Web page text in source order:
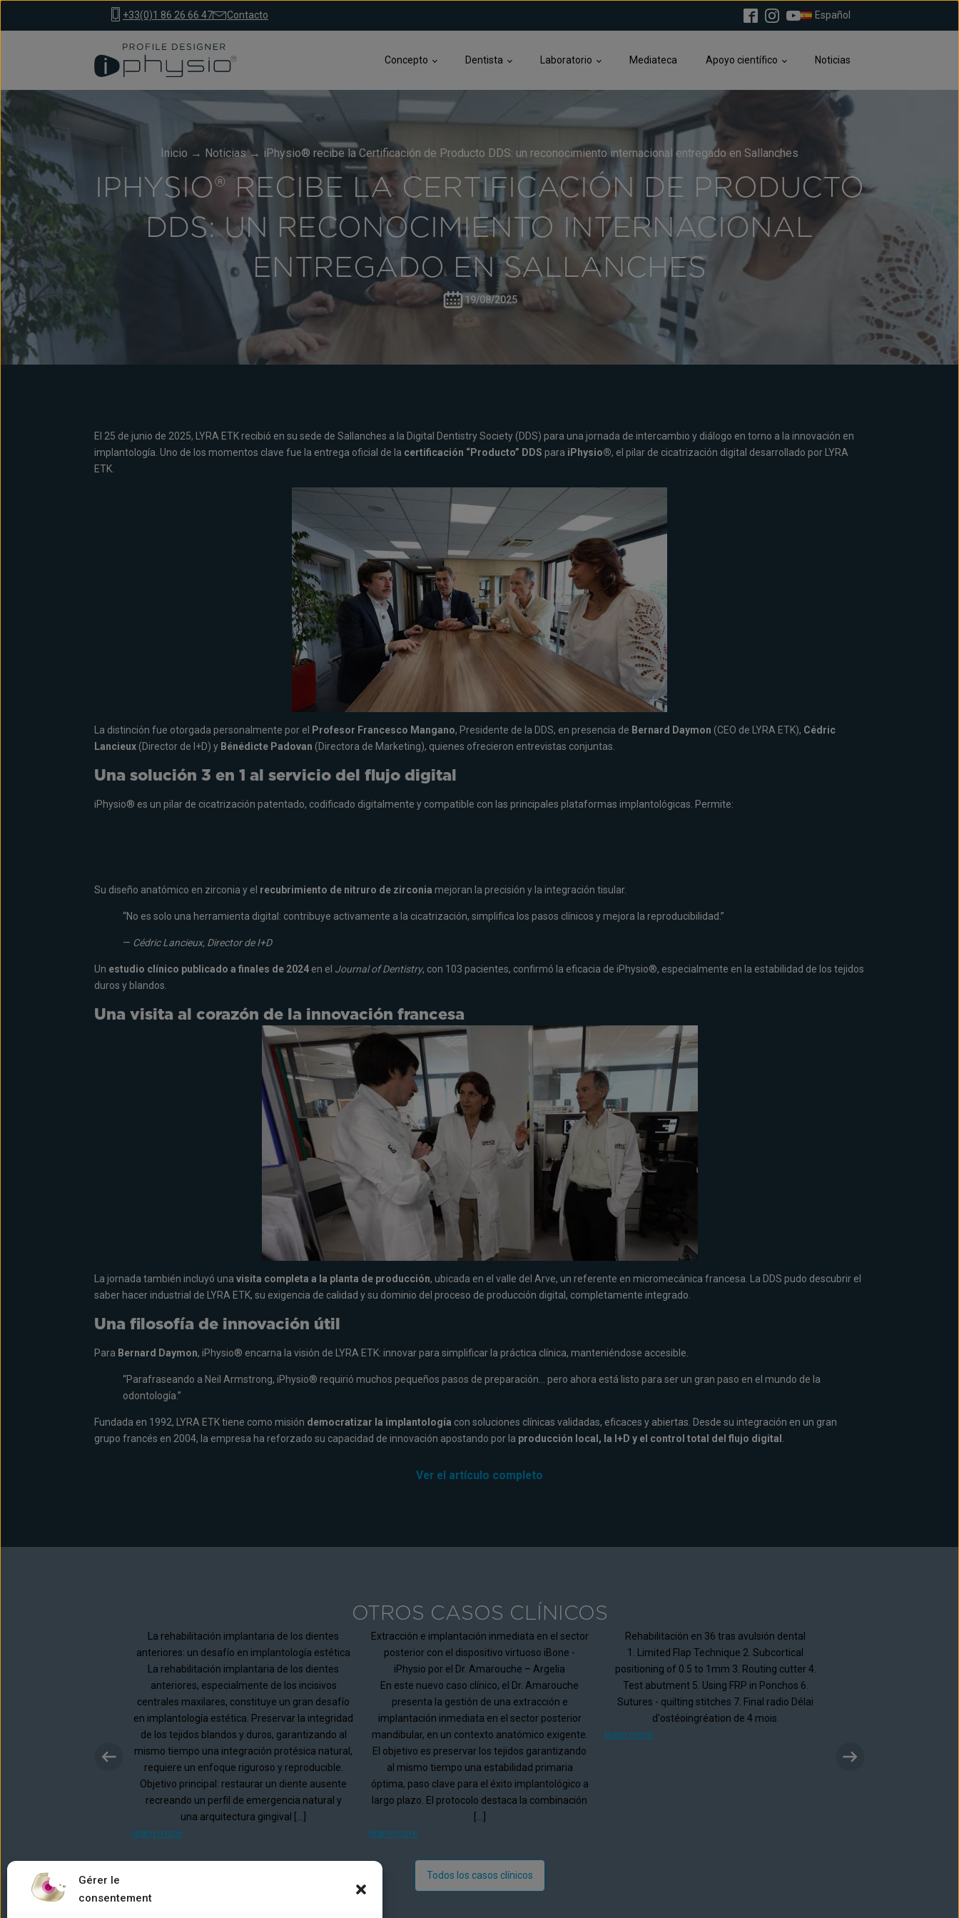
Gérer le
consentement
+33(0)1 86 26 66 47 Contacto Español
Concepto Dentista Laboratorio Mediateca Apoyo científico Noticias
Inicio → Noticias→ iPhysio® recibe la Certificación de Producto DDS: un reconocimiento internacional entregado en Sallanches
IPHYSIO® RECIBE LA CERTIFICACIÓN DE PRODUCTO
DDS: UN RECONOCIMIENTO INTERNACIONAL
ENTREGADO EN SALLANCHES
19/08/2025
El 25 de junio de 2025, LYRA ETK recibió en su sede de Sallanches a la Digital Dentistry Society (DDS) para una jornada de intercambio y diálogo en torno a la innovación en
implantología. Uno de los momentos clave fue la entrega oficial de la certificación “Producto” DDS para iPhysio®, el pilar de cicatrización digital desarrollado por LYRA
ETK.
La distinción fue otorgada personalmente por el Profesor Francesco Mangano, Presidente de la DDS, en presencia de Bernard Daymon (CEO de LYRA ETK), Cédric
Lancieux (Director de I+D) y Bénédicte Padovan (Directora de Marketing), quienes ofrecieron entrevistas conjuntas.
Una solución 3 en 1 al servicio del flujo digital
iPhysio® es un pilar de cicatrización patentado, codificado digitalmente y compatible con las principales plataformas implantológicas. Permite:
Su diseño anatómico en zirconia y el recubrimiento de nitruro de zirconia mejoran la precisión y la integración tisular.
“No es solo una herramienta digital: contribuye activamente a la cicatrización, simplifica los pasos clínicos y mejora la reproducibilidad.”
— Cédric Lancieux, Director de I+D
Un estudio clínico publicado a finales de 2024 en el Journal of Dentistry, con 103 pacientes, confirmó la eficacia de iPhysio®, especialmente en la estabilidad de los tejidos
duros y blandos.
Una visita al corazón de la innovación francesa
La jornada también incluyó una visita completa a la planta de producción, ubicada en el valle del Arve, un referente en micromecánica francesa. La DDS pudo descubrir el
saber hacer industrial de LYRA ETK, su exigencia de calidad y su dominio del proceso de producción digital, completamente integrado.
Una filosofía de innovación útil
Para Bernard Daymon, iPhysio® encarna la visión de LYRA ETK: innovar para simplificar la práctica clínica, manteniéndose accesible.
“Parafraseando a Neil Armstrong, iPhysio® requirió muchos pequeños pasos de preparación… pero ahora está listo para ser un gran paso en el mundo de la
odontología.”
Fundada en 1992, LYRA ETK tiene como misión democratizar la implantología con soluciones clínicas validadas, eficaces y abiertas. Desde su integración en un gran
grupo francés en 2004, la empresa ha reforzado su capacidad de innovación apostando por la producción local, la I+D y el control total del flujo digital
Ver el artículo completo
OTROS CASOS CLÍNICOS
La rehabilitación implantaria de los dientes
anteriores: un desafío en implantología estética
La rehabilitación implantaria de los dientes
anteriores, especialmente de los incisivos
centrales maxilares, constituye un gran desafío
en implantología estética. Preservar la integridad
de los tejidos blandos y duros, garantizando al
mismo tiempo una integración protésica natural,
requiere un enfoque riguroso y reproducible.
Objetivo principal: restaurar un diente ausente
recreando un perfil de emergencia natural y
una arquitectura gingival […]
learn more
Extracción e implantación inmediata en el sector
posterior con el dispositivo virtuoso iBone -
iPhysio por el Dr. Amarouche – Argelia
En este nuevo caso clínico, el Dr. Amarouche
presenta la gestión de una extracción e
implantación inmediata en el sector posterior
mandibular, en un contexto anatómico exigente.
El objetivo es preservar los tejidos garantizando
al mismo tiempo una estabilidad primaria
óptima, paso clave para el éxito implantológico a
largo plazo. El protocolo destaca la combinación
learn more
Rehabilitación en 36 tras avulsión dental
1. Limited Flap Technique 2. Subcortical
positioning of 0.5 to 1mm 3. Routing cutter 4.
Test abutment 5. Using FRP in Ponchos 6.
Sutures - quilting stitches 7. Final radio Délai
d'ostéoingréation de 4 mois.
learn more
Todos los casos clínicos